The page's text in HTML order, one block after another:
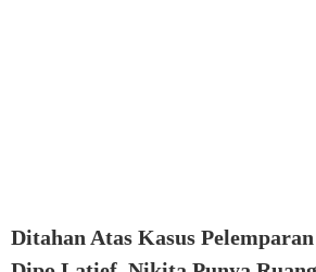
Ditahan Atas Kasus